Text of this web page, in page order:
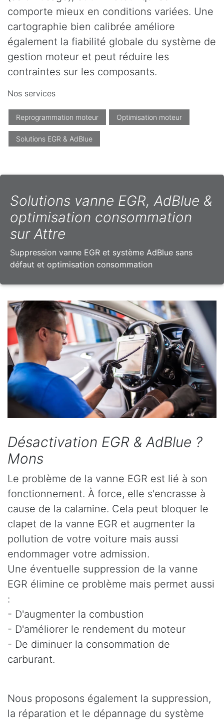
comporte mieux en conditions variées. Une
cartographie bien calibrée améliore
également la fiabilité globale du système de
gestion moteur et peut réduire les
contraintes sur les composants.
Nos services
Reprogrammation moteur Optimisation moteur
Solutions EGR & AdBlue
Solutions vanne EGR, AdBlue &
optimisation consommation
sur Attre
Suppression vanne EGR et système AdBlue sans
défaut et optimisation consommation
Désactivation EGR & AdBlue ?
Mons
Le problème de la vanne EGR est lié à son
fonctionnement. À force, elle s'encrasse à
cause de la calamine. Cela peut bloquer le
clapet de la vanne EGR et augmenter la
pollution de votre voiture mais aussi
endommager votre admission.
Une éventuelle suppression de la vanne
EGR élimine ce problème mais permet aussi
:
- D'augmenter la combustion
- D'améliorer le rendement du moteur
- De diminuer la consommation de
carburant.
Nous proposons également la suppression,
la réparation et le dépannage du système